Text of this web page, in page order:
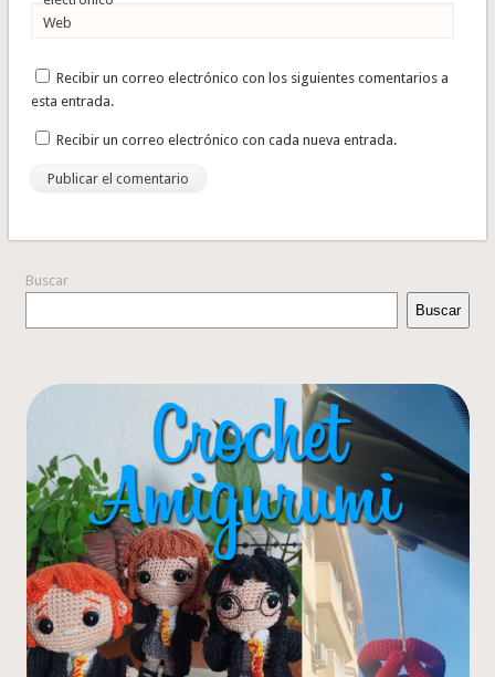
Web
Recibir un correo electrónico con los siguientes comentarios a
esta entrada.
Recibir un correo electrónico con cada nueva entrada.
Buscar
Buscar